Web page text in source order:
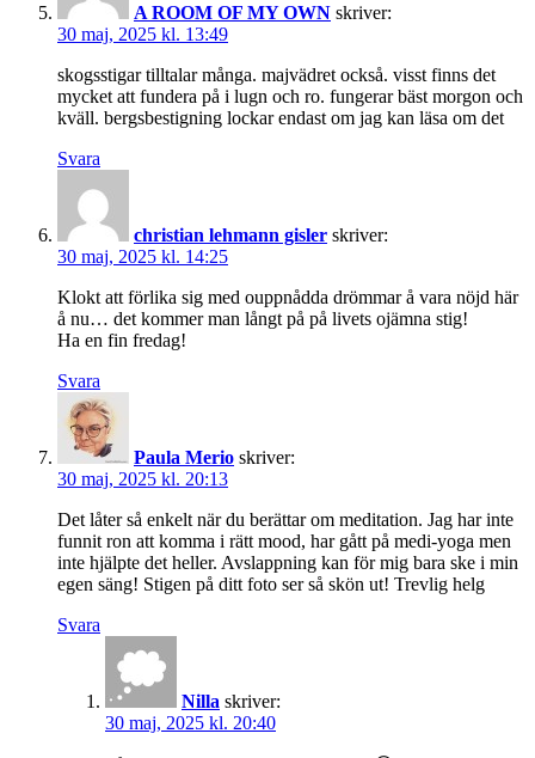
A ROOM OF MY OWN skriver:
30 maj, 2025 kl. 13:49
skogsstigar tilltalar många. majvädret också. visst finns det
mycket att fundera på i lugn och ro. fungerar bäst morgon och
kväll. bergsbestigning lockar endast om jag kan läsa om det
Svara
christian lehmann gisler skriver:
30 maj, 2025 kl. 14:25
Klokt att förlika sig med ouppnådda drömmar å vara nöjd här
å nu… det kommer man långt på på livets ojämna stig!
Ha en fin fredag!
Svara
Paula Merio skriver:
30 maj, 2025 kl. 20:13
Det låter så enkelt när du berättar om meditation. Jag har inte
funnit ron att komma i rätt mood, har gått på medi-yoga men
inte hjälpte det heller. Avslappning kan för mig bara ske i min
egen säng! Stigen på ditt foto ser så skön ut! Trevlig helg
Svara
Nilla skriver:
30 maj, 2025 kl. 20:40